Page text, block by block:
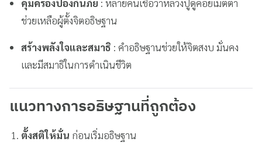
คุ้มครองป้องกันภัย : หลายคนเชื่อว่าหลวงปู่ดู่คอยเมตตา
ช่วยเหลือผู้ตั้งจิตอธิษฐาน
สร้างพลังใจและสมาธิ : คำอธิษฐานช่วยให้จิตสงบ มั่นคง
และมีสมาธิในการดำเนินชีวิต
แนวทางการอธิษฐานที่ถูกต้อง
ตั้งสติให้มั่น ก่อนเริ่มอธิษฐาน